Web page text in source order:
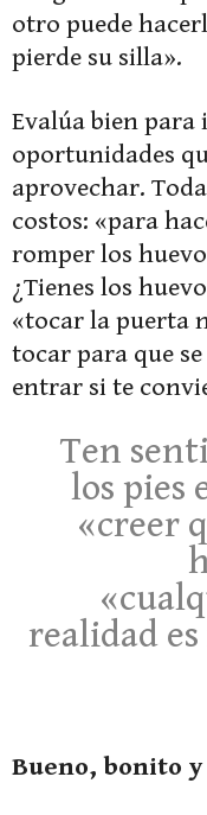
otro puede
pierde su silla».
Evalúa bien
oportunidades
aprovechar.
costos: «para
romper los
¿Tienes los
«tocar la puerta
tocar para que
entrar si te
Ten
los pies
«creer
realidad
Bueno, bonito